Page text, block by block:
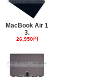
MacBook Air 1
3.
26,950円